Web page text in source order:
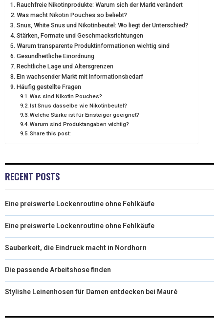
T
T
E
R
)
O
O
K
R
E
S
D
I
N
Rauchfreie Nikotinprodukte: Warum sich der Markt verändert
Was macht Nikotin Pouches so beliebt?
Snus, White Snus und Nikotinbeutel: Wo liegt der Unterschied?
Stärken, Formate und Geschmacksrichtungen
Warum transparente Produktinformationen wichtig sind
Gesundheitliche Einordnung
Rechtliche Lage und Altersgrenzen
Ein wachsender Markt mit Informationsbedarf
Häufig gestellte Fragen
Was sind Nikotin Pouches?
Ist Snus dasselbe wie Nikotinbeutel?
Welche Stärke ist für Einsteiger geeignet?
Warum sind Produktangaben wichtig?
Share this post:
RECENT POSTS
Eine preiswerte Lockenroutine ohne Fehlkäufe
Eine preiswerte Lockenroutine ohne Fehlkäufe
Sauberkeit, die Eindruck macht in Nordhorn
Die passende Arbeitshose finden
Stylishe Leinenhosen für Damen entdecken bei Mauré